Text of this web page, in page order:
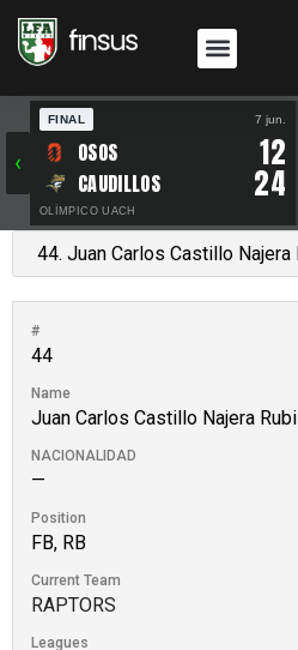
‹
FINAL 7 jun.
OSOS 12
CAUDILLOS 24
OLÍMPICO UACH
#
44
Name
Juan Carlos Castillo Najera Rubi
NACIONALIDAD
—
Position
FB, RB
Current Team
RAPTORS
Leagues